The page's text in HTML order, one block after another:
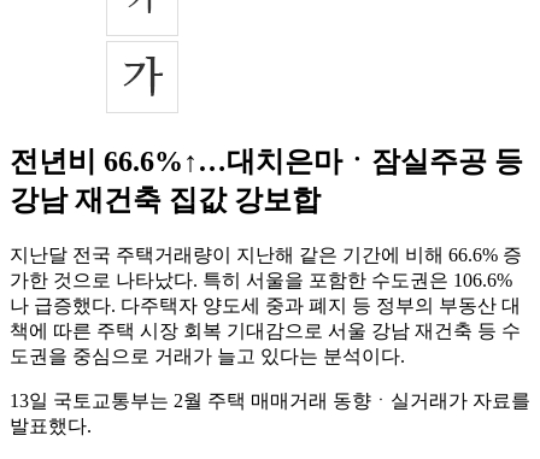
전년비 66.6%↑…대치은마ㆍ잠실주공 등
강남 재건축 집값 강보합
지난달 전국 주택거래량이 지난해 같은 기간에 비해 66.6% 증
가한 것으로 나타났다. 특히 서울을 포함한 수도권은 106.6%
나 급증했다. 다주택자 양도세 중과 폐지 등 정부의 부동산 대
책에 따른 주택 시장 회복 기대감으로 서울 강남 재건축 등 수
도권을 중심으로 거래가 늘고 있다는 분석이다.
13일 국토교통부는 2월 주택 매매거래 동향ㆍ실거래가 자료를
발표했다.